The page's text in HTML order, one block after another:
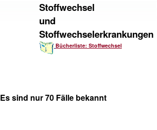
Stoffwechsel
und
Stoffwechselerkrankungen
Bücherliste: Stoffwechsel
Es sind nur 70 Fälle bekannt